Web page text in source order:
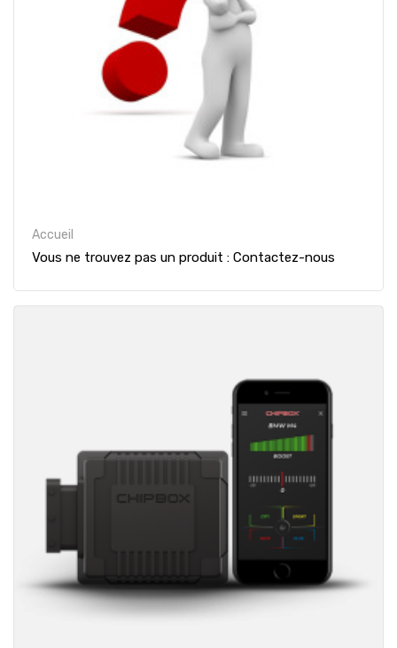
Accueil
Vous ne trouvez pas un produit : Contactez-nous